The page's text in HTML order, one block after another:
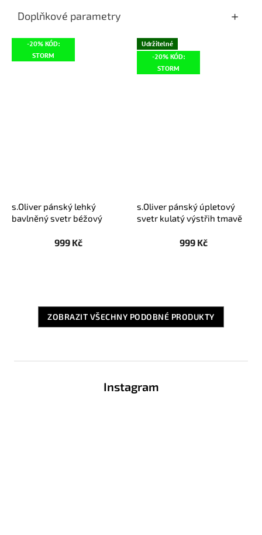
Doplňkové parametry
-20% KÓD:
STORM
s.Oliver pánský lehký
bavlněný svetr béžový
999 Kč
Udržitelné
-20% KÓD:
STORM
s.Oliver pánský úpletový
svetr kulatý výstřih tmavě
999 Kč
ZOBRAZIT VŠECHNY PODOBNÉ PRODUKTY
Instagram